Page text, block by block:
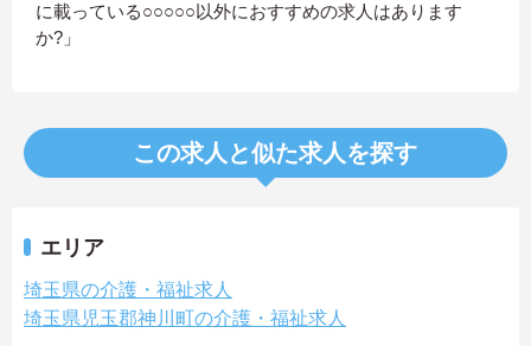
に載っている○○○○○以外におすすめの求人はあります
か?」
この求人と似た求人を探す
エリア
埼玉県の介護・福祉求人
埼玉県児玉郡神川町の介護・福祉求人